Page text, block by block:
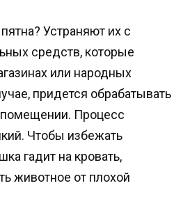
Устраняют их с
средств, которые
или народных
придется обрабатывать
Процесс
Чтобы избежать
гадит на кровать,
животное от плохой